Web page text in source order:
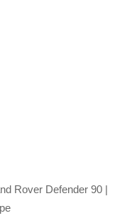
Rover Defender 90 |